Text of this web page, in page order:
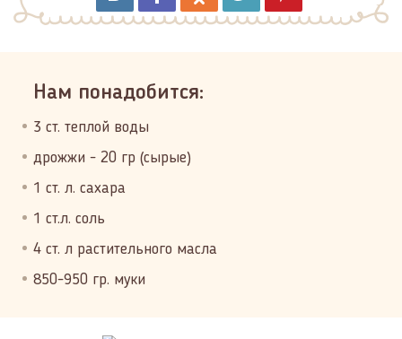
Нам понадобится:
3 ст. теплой воды
дрожжи - 20 гр (сырые)
1 ст. л. сахара
1 ст.л. соль
4 ст. л растительного масла
850-950 гр. муки